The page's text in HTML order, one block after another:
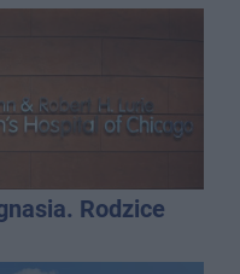
Rodzice